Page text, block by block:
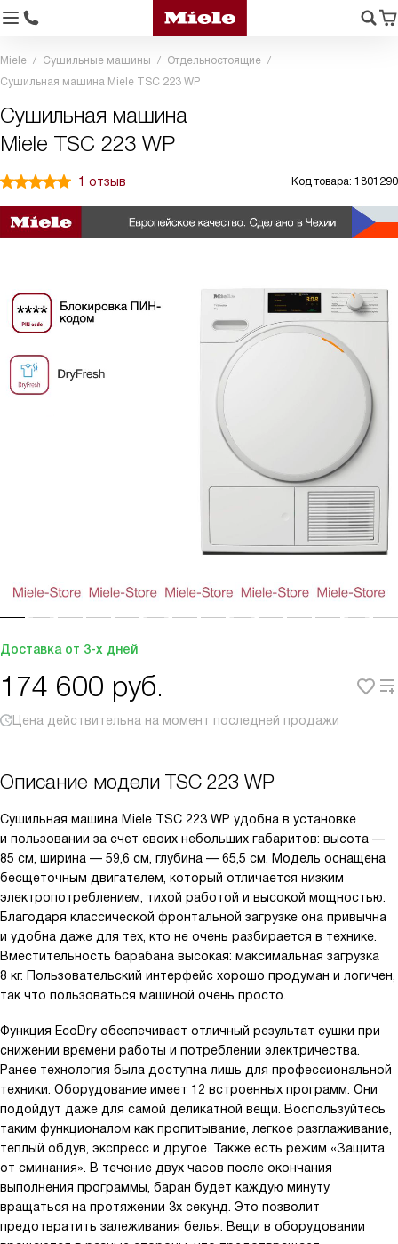
Miele Сушильные машины
Отдельностоящие
Сушильная машина Miele TSC 223 WP
Сушильная машина
Miele TSC 223 WP
1 отзыв Код товара: 1801290
Доставка от 3-х дней
174 600 руб.
Цена действительна на момент последней продажи
Описание модели TSC 223 WP
Сушильная машина Miele TSC 223 WP удобна в установке
и пользовании за счет своих небольших габаритов: высота —
85 см, ширина — 59,6 см, глубина — 65,5 см. Модель оснащена
бесщеточным двигателем, который отличается низким
электропотреблением, тихой работой и высокой мощностью.
Благодаря классической фронтальной загрузке она привычна
и удобна даже для тех, кто не очень разбирается в технике.
Вместительность барабана высокая: максимальная загрузка
8 кг. Пользовательский интерфейс хорошо продуман и логичен,
так что пользоваться машиной очень просто.
Функция EcoDry обеспечивает отличный результат сушки при
снижении времени работы и потреблении электричества.
Ранее технология была доступна лишь для профессиональной
техники. Оборудование имеет 12 встроенных программ. Они
подойдут даже для самой деликатной вещи. Воспользуйтесь
таким функционалом как пропитывание, легкое разглаживание,
теплый обдув, экспресс и другое. Также есть режим «Защита
от сминания». В течение двух часов после окончания
выполнения программы, баран будет каждую минуту
вращаться на протяжении 3х секунд. Это позволит
предотвратить залеживания белья. Вещи в оборудовании